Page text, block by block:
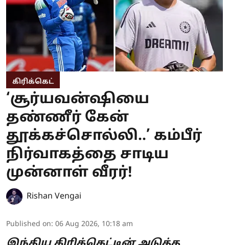
கிரிக்கெட்
‘சூர்யவன்ஷியை
தண்ணீர் கேன்
தூக்கச்சொல்லி..’ கம்பீர்
நிர்வாகத்தை சாடிய
முன்னாள் வீரர்!
Rishan Vengai
Published on: 06 Aug 2026, 10:18 am